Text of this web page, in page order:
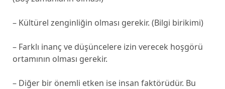
– Kültürel zenginliğin olması gerekir. (Bilgi birikimi)
– Farklı inanç ve düşüncelere izin verecek hoşgörü
ortamının olması gerekir.
– Diğer bir önemli etken ise insan faktörüdür. Bu